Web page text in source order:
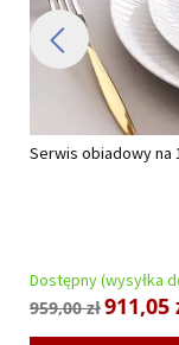
Serwis obiadowy na
Dostępny (wysyłka
959,00 zł911,05